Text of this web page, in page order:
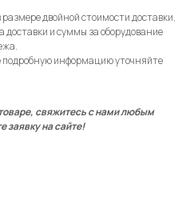
двойной стоимости доставки,
доставки и суммы за оборудование
подробную информацию уточняйте
свяжитесь с нами любым
заявку на сайте!